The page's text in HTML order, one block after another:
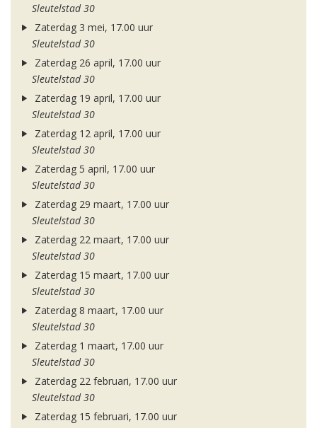
Sleutelstad 30
Zaterdag 3 mei, 17.00 uur
Sleutelstad 30
Zaterdag 26 april, 17.00 uur
Sleutelstad 30
Zaterdag 19 april, 17.00 uur
Sleutelstad 30
Zaterdag 12 april, 17.00 uur
Sleutelstad 30
Zaterdag 5 april, 17.00 uur
Sleutelstad 30
Zaterdag 29 maart, 17.00 uur
Sleutelstad 30
Zaterdag 22 maart, 17.00 uur
Sleutelstad 30
Zaterdag 15 maart, 17.00 uur
Sleutelstad 30
Zaterdag 8 maart, 17.00 uur
Sleutelstad 30
Zaterdag 1 maart, 17.00 uur
Sleutelstad 30
Zaterdag 22 februari, 17.00 uur
Sleutelstad 30
Zaterdag 15 februari, 17.00 uur